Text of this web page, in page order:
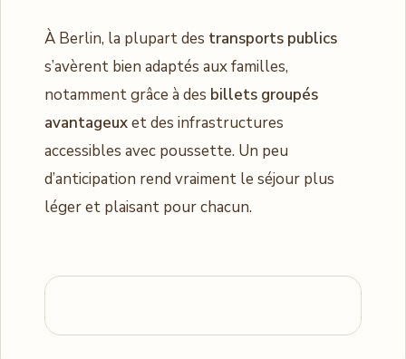
À Berlin, la plupart des transports publics
s’avèrent bien adaptés aux familles,
notamment grâce à des billets groupés
avantageuxet des infrastructures
accessibles avec poussette. Un peu
d’anticipation rend vraiment le séjour plus
léger et plaisant pour chacun.